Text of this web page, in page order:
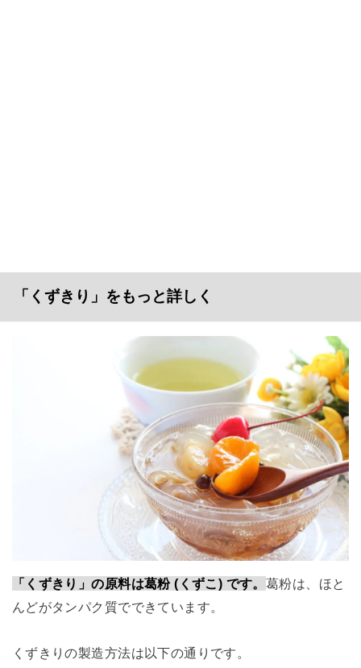
「くずきり」をもっと詳しく
「くずきり」の原料は葛粉 (くずこ) です。 葛粉は、ほと
んどがタンパク質でできています。
くずきりの製造方法は以下の通りです。